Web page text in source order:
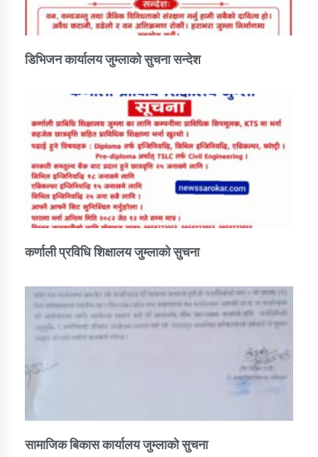
तातोपानी गाउँपालिका जुम्लाको बालविवाह सन्देश
तातोपानी गाउँपालिका जुम्लाको सूचना
डिभिजन कार्यालय जुम्लाको सुचना सन्देश
कर्णाली प्रविधि शिक्षालय जुम्लाको सुचना
सामाजिक बिकास कार्यालय जुम्लाकाे सुचना